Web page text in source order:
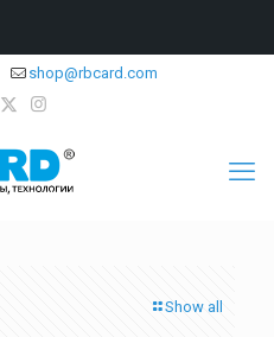
shop@rbcard.com
Show all